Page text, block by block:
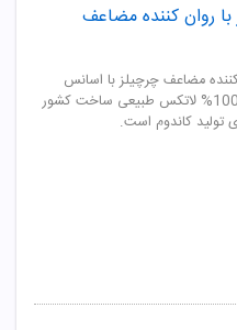
با روان کننده مضاعف
روان کننده مضاعف چرچیلز با اسانس
وانیل و روان کننده مضاعف یک کاندوم 100% لاتکس طبیعی ساخت کشور
تولید کاندوم است.